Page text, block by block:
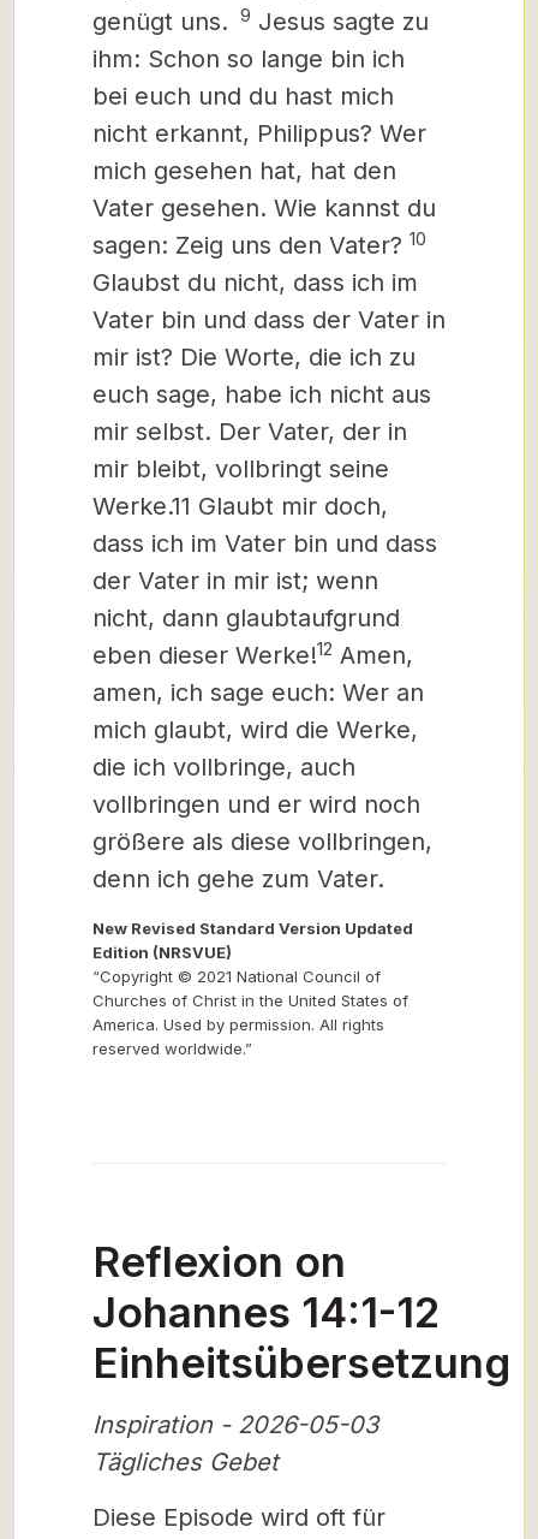
genügt uns. 9 Jesus sagte zu
ihm: Schon so lange bin ich
bei euch und du hast mich
nicht erkannt, Philippus? Wer
mich gesehen hat, hat den
Vater gesehen. Wie kannst du
sagen: Zeig uns den Vater? 10
Glaubst du nicht, dass ich im
Vater bin und dass der Vater in
mir ist? Die Worte, die ich zu
euch sage, habe ich nicht aus
mir selbst. Der Vater, der in
mir bleibt, vollbringt seine
Werke.11 Glaubt mir doch,
dass ich im Vater bin und dass
der Vater in mir ist; wenn
nicht, dann glaubtaufgrund
eben dieser Werke!12 Amen,
amen, ich sage euch: Wer an
mich glaubt, wird die Werke,
die ich vollbringe, auch
vollbringen und er wird noch
größere als diese vollbringen,
denn ich gehe zum Vater.
New Revised Standard Version Updated
Edition (NRSVUE)
“Copyright © 2021 National Council of
Churches of Christ in the United States of
America. Used by permission. All rights
reserved worldwide.”
Reflexion on
Johannes 14:1-12
Einheitsübersetzung
Inspiration - 2026-05-03
Tägliches Gebet
Diese Episode wird oft für